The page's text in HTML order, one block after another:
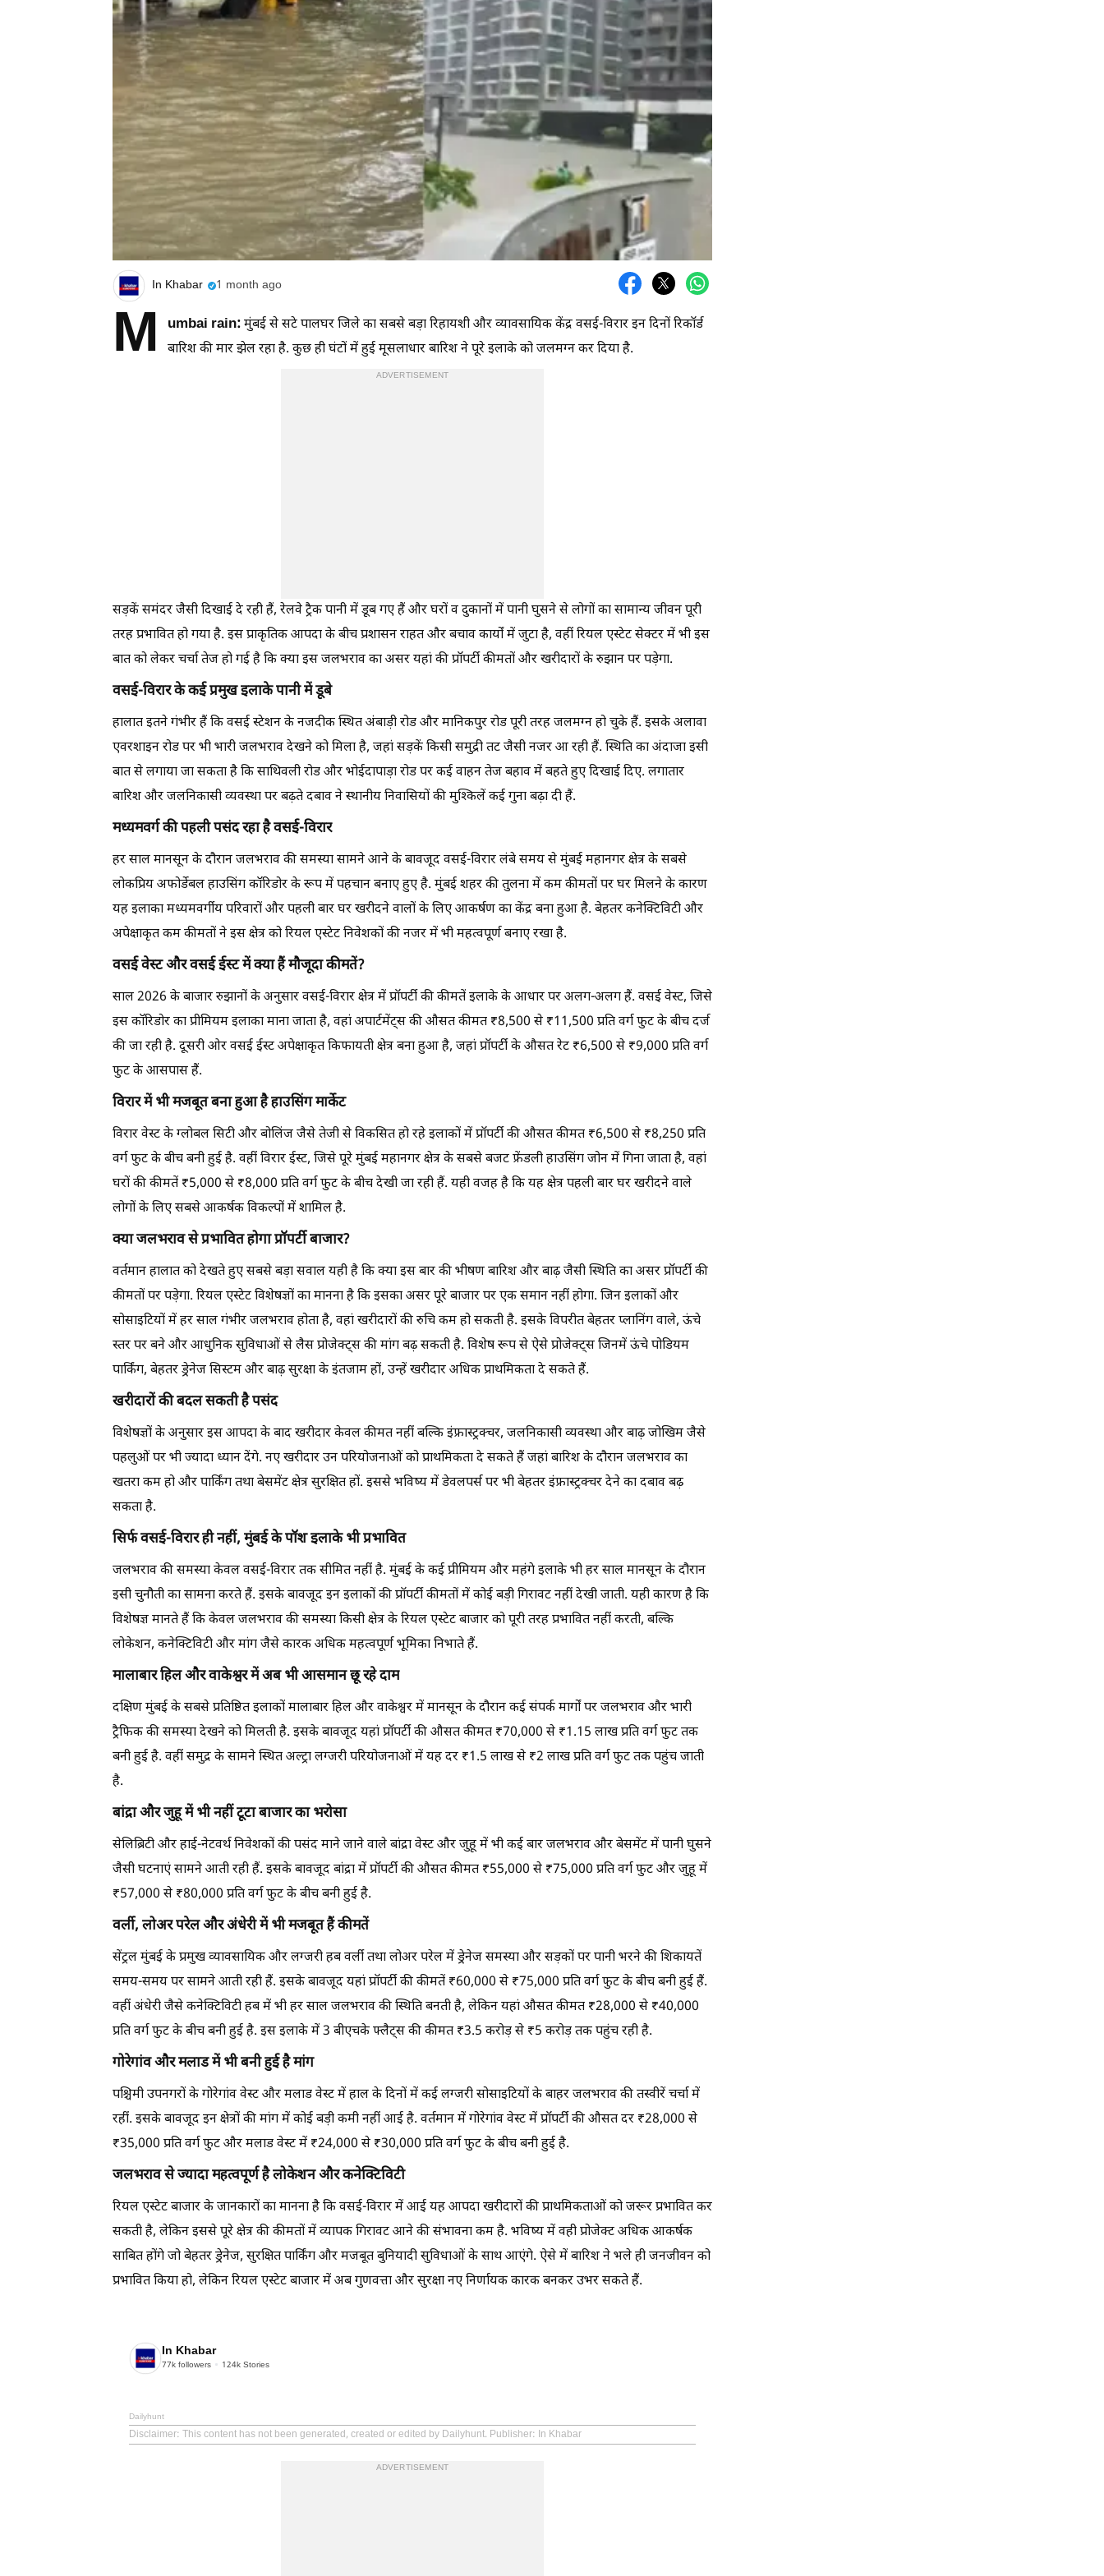
In Khabar 1 month ago
M umbai rain:मुंबई से सटे पालघर जिले का सबसे बड़ा रिहायशी और व्यावसायिक केंद्र वसई-विरार इन दिनों रिकॉर्ड
बारिश की मार झेल रहा है. कुछ ही घंटों में हुई मूसलाधार बारिश ने पूरे इलाके को जलमग्न कर दिया है.
ADVERTISEMENT
सड़कें समंदर जैसी दिखाई दे रही हैं, रेलवे ट्रैक पानी में डूब गए हैं और घरों व दुकानों में पानी घुसने से लोगों का सामान्य जीवन पूरी
तरह प्रभावित हो गया है. इस प्राकृतिक आपदा के बीच प्रशासन राहत और बचाव कार्यों में जुटा है, वहीं रियल एस्टेट सेक्टर में भी इस
बात को लेकर चर्चा तेज हो गई है कि क्या इस जलभराव का असर यहां की प्रॉपर्टी कीमतों और खरीदारों के रुझान पर पड़ेगा.
वसई-विरार के कई प्रमुख इलाके पानी में डूबे
हालात इतने गंभीर हैं कि वसई स्टेशन के नजदीक स्थित अंबाड़ी रोड और मानिकपुर रोड पूरी तरह जलमग्न हो चुके हैं. इसके अलावा
एवरशाइन रोड पर भी भारी जलभराव देखने को मिला है, जहां सड़कें किसी समुद्री तट जैसी नजर आ रही हैं. स्थिति का अंदाजा इसी
बात से लगाया जा सकता है कि साथिवली रोड और भोईदापाड़ा रोड पर कई वाहन तेज बहाव में बहते हुए दिखाई दिए. लगातार
बारिश और जलनिकासी व्यवस्था पर बढ़ते दबाव ने स्थानीय निवासियों की मुश्किलें कई गुना बढ़ा दी हैं.
मध्यमवर्ग की पहली पसंद रहा है वसई-विरार
हर साल मानसून के दौरान जलभराव की समस्या सामने आने के बावजूद वसई-विरार लंबे समय से मुंबई महानगर क्षेत्र के सबसे
लोकप्रिय अफोर्डेबल हाउसिंग कॉरिडोर के रूप में पहचान बनाए हुए है. मुंबई शहर की तुलना में कम कीमतों पर घर मिलने के कारण
यह इलाका मध्यमवर्गीय परिवारों और पहली बार घर खरीदने वालों के लिए आकर्षण का केंद्र बना हुआ है. बेहतर कनेक्टिविटी और
अपेक्षाकृत कम कीमतों ने इस क्षेत्र को रियल एस्टेट निवेशकों की नजर में भी महत्वपूर्ण बनाए रखा है.
वसई वेस्ट और वसई ईस्ट में क्या हैं मौजूदा कीमतें?
साल 2026 के बाजार रुझानों के अनुसार वसई-विरार क्षेत्र में प्रॉपर्टी की कीमतें इलाके के आधार पर अलग-अलग हैं. वसई वेस्ट, जिसे
इस कॉरिडोर का प्रीमियम इलाका माना जाता है, वहां अपार्टमेंट्स की औसत कीमत ₹8,500 से ₹11,500 प्रति वर्ग फुट के बीच दर्ज
की जा रही है. दूसरी ओर वसई ईस्ट अपेक्षाकृत किफायती क्षेत्र बना हुआ है, जहां प्रॉपर्टी के औसत रेट ₹6,500 से ₹9,000 प्रति वर्ग
फुट के आसपास हैं.
विरार में भी मजबूत बना हुआ है हाउसिंग मार्केट
विरार वेस्ट के ग्लोबल सिटी और बोलिंज जैसे तेजी से विकसित हो रहे इलाकों में प्रॉपर्टी की औसत कीमत ₹6,500 से ₹8,250 प्रति
वर्ग फुट के बीच बनी हुई है. वहीं विरार ईस्ट, जिसे पूरे मुंबई महानगर क्षेत्र के सबसे बजट फ्रेंडली हाउसिंग जोन में गिना जाता है, वहां
घरों की कीमतें ₹5,000 से ₹8,000 प्रति वर्ग फुट के बीच देखी जा रही हैं. यही वजह है कि यह क्षेत्र पहली बार घर खरीदने वाले
लोगों के लिए सबसे आकर्षक विकल्पों में शामिल है.
क्या जलभराव से प्रभावित होगा प्रॉपर्टी बाजार?
वर्तमान हालात को देखते हुए सबसे बड़ा सवाल यही है कि क्या इस बार की भीषण बारिश और बाढ़ जैसी स्थिति का असर प्रॉपर्टी की
कीमतों पर पड़ेगा. रियल एस्टेट विशेषज्ञों का मानना है कि इसका असर पूरे बाजार पर एक समान नहीं होगा. जिन इलाकों और
सोसाइटियों में हर साल गंभीर जलभराव होता है, वहां खरीदारों की रुचि कम हो सकती है. इसके विपरीत बेहतर प्लानिंग वाले, ऊंचे
स्तर पर बने और आधुनिक सुविधाओं से लैस प्रोजेक्ट्स की मांग बढ़ सकती है. विशेष रूप से ऐसे प्रोजेक्ट्स जिनमें ऊंचे पोडियम
पार्किंग, बेहतर ड्रेनेज सिस्टम और बाढ़ सुरक्षा के इंतजाम हों, उन्हें खरीदार अधिक प्राथमिकता दे सकते हैं.
खरीदारों की बदल सकती है पसंद
विशेषज्ञों के अनुसार इस आपदा के बाद खरीदार केवल कीमत नहीं बल्कि इंफ्रास्ट्रक्चर, जलनिकासी व्यवस्था और बाढ़ जोखिम जैसे
पहलुओं पर भी ज्यादा ध्यान देंगे. नए खरीदार उन परियोजनाओं को प्राथमिकता दे सकते हैं जहां बारिश के दौरान जलभराव का
खतरा कम हो और पार्किंग तथा बेसमेंट क्षेत्र सुरक्षित हों. इससे भविष्य में डेवलपर्स पर भी बेहतर इंफ्रास्ट्रक्चर देने का दबाव बढ़
सकता है.
सिर्फ वसई-विरार ही नहीं, मुंबई के पॉश इलाके भी प्रभावित
जलभराव की समस्या केवल वसई-विरार तक सीमित नहीं है. मुंबई के कई प्रीमियम और महंगे इलाके भी हर साल मानसून के दौरान
इसी चुनौती का सामना करते हैं. इसके बावजूद इन इलाकों की प्रॉपर्टी कीमतों में कोई बड़ी गिरावट नहीं देखी जाती. यही कारण है कि
विशेषज्ञ मानते हैं कि केवल जलभराव की समस्या किसी क्षेत्र के रियल एस्टेट बाजार को पूरी तरह प्रभावित नहीं करती, बल्कि
लोकेशन, कनेक्टिविटी और मांग जैसे कारक अधिक महत्वपूर्ण भूमिका निभाते हैं.
मालाबार हिल और वाकेश्वर में अब भी आसमान छू रहे दाम
दक्षिण मुंबई के सबसे प्रतिष्ठित इलाकों मालाबार हिल और वाकेश्वर में मानसून के दौरान कई संपर्क मार्गों पर जलभराव और भारी
ट्रैफिक की समस्या देखने को मिलती है. इसके बावजूद यहां प्रॉपर्टी की औसत कीमत ₹70,000 से ₹1.15 लाख प्रति वर्ग फुट तक
बनी हुई है. वहीं समुद्र के सामने स्थित अल्ट्रा लग्जरी परियोजनाओं में यह दर ₹1.5 लाख से ₹2 लाख प्रति वर्ग फुट तक पहुंच जाती
है.
बांद्रा और जुहू में भी नहीं टूटा बाजार का भरोसा
सेलिब्रिटी और हाई-नेटवर्थ निवेशकों की पसंद माने जाने वाले बांद्रा वेस्ट और जुहू में भी कई बार जलभराव और बेसमेंट में पानी घुसने
जैसी घटनाएं सामने आती रही हैं. इसके बावजूद बांद्रा में प्रॉपर्टी की औसत कीमत ₹55,000 से ₹75,000 प्रति वर्ग फुट और जुहू में
₹57,000 से ₹80,000 प्रति वर्ग फुट के बीच बनी हुई है.
वर्ली, लोअर परेल और अंधेरी में भी मजबूत हैं कीमतें
सेंट्रल मुंबई के प्रमुख व्यावसायिक और लग्जरी हब वर्ली तथा लोअर परेल में ड्रेनेज समस्या और सड़कों पर पानी भरने की शिकायतें
समय-समय पर सामने आती रही हैं. इसके बावजूद यहां प्रॉपर्टी की कीमतें ₹60,000 से ₹75,000 प्रति वर्ग फुट के बीच बनी हुई हैं.
वहीं अंधेरी जैसे कनेक्टिविटी हब में भी हर साल जलभराव की स्थिति बनती है, लेकिन यहां औसत कीमत ₹28,000 से ₹40,000
प्रति वर्ग फुट के बीच बनी हुई है. इस इलाके में 3 बीएचके फ्लैट्स की कीमत ₹3.5 करोड़ से ₹5 करोड़ तक पहुंच रही है.
गोरेगांव और मलाड में भी बनी हुई है मांग
पश्चिमी उपनगरों के गोरेगांव वेस्ट और मलाड वेस्ट में हाल के दिनों में कई लग्जरी सोसाइटियों के बाहर जलभराव की तस्वीरें चर्चा में
रहीं. इसके बावजूद इन क्षेत्रों की मांग में कोई बड़ी कमी नहीं आई है. वर्तमान में गोरेगांव वेस्ट में प्रॉपर्टी की औसत दर ₹28,000 से
₹35,000 प्रति वर्ग फुट और मलाड वेस्ट में ₹24,000 से ₹30,000 प्रति वर्ग फुट के बीच बनी हुई है.
जलभराव से ज्यादा महत्वपूर्ण है लोकेशन और कनेक्टिविटी
रियल एस्टेट बाजार के जानकारों का मानना है कि वसई-विरार में आई यह आपदा खरीदारों की प्राथमिकताओं को जरूर प्रभावित कर
सकती है, लेकिन इससे पूरे क्षेत्र की कीमतों में व्यापक गिरावट आने की संभावना कम है. भविष्य में वही प्रोजेक्ट अधिक आकर्षक
साबित होंगे जो बेहतर ड्रेनेज, सुरक्षित पार्किंग और मजबूत बुनियादी सुविधाओं के साथ आएंगे. ऐसे में बारिश ने भले ही जनजीवन को
प्रभावित किया हो, लेकिन रियल एस्टेट बाजार में अब गुणवत्ता और सुरक्षा नए निर्णायक कारक बनकर उभर सकते हैं.
In Khabar
77k followers 124k Stories
Dailyhunt
Disclaimer: This content has not been generated, created or edited by Dailyhunt. Publisher: In Khabar
ADVERTISEMENT